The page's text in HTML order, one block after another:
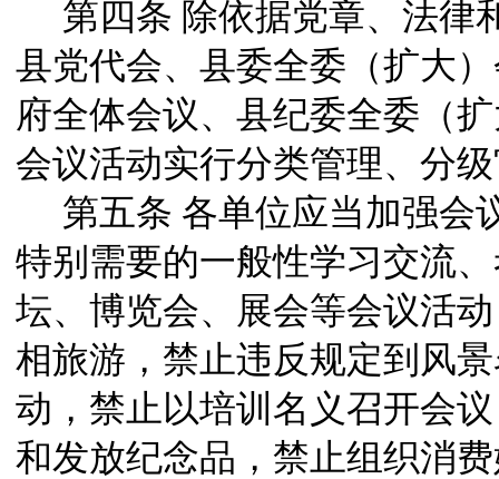
第四条 除依据党章、法律
县党代会、县委全委（扩大
府全体会议、县纪委全委（
会议活动实行分类管理、分
第五条 各单位应当加强会
特别需要的一般性学习交流
坛、博览会、展会等会议活
相旅游，禁止违反规定到风
动，禁止以培训名义召开会
和发放纪念品，禁止组织消